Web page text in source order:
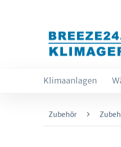
Klimaanlagen
Zubehör